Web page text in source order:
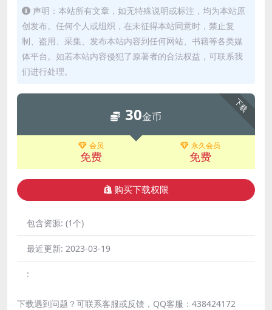
声明：本站所有文章，如无特殊说明或标注，均为本站原
创发布。任何个人或组织，在未征得本站同意时，禁止复
制、盗用、采集、发布本站内容到任何网站、书籍等各类媒
体平台。如若本站内容侵犯了原著者的合法权益，可联系我
们进行处理。
下载
30金币
会员
免费
永久会员
免费
购买下载权限
包含资源: (1个)
最近更新: 2023-03-19
:
下载遇到问题？可联系客服或反馈，QQ客服：438424172